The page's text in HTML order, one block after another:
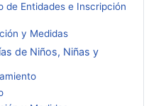
de Entidades e Inscripción
y Medidas
de Niños, Niñas y